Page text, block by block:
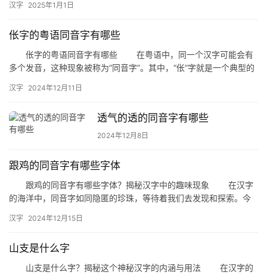
…
汉字 2025年1月1日
伥字的粤语同音字有哪些
伥字的粤语同音字有哪些 在粤语中，同一个汉字可能会有
多个发音，这种现象被称为“同音字”。其中，“伥”字就是一个典型的
汉字 2024年12月11日
透气的透的同音字有哪些
2024年12月8日
跟鸡的同音字有哪些字体
跟鸡的同音字有哪些字体？揭秘汉字中的趣味现象 在汉字
的海洋中，同音字如同隐匿的珍珠，等待着我们去发现和探索。今
独…
汉字 2024年12月15日
山支是什么字
山支是什么字？揭秘这个神秘汉字的内涵与用法 在汉字的